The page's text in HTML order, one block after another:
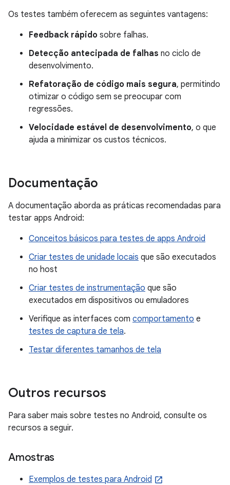
Os testes também oferecem as seguintes vantagens:
Feedback rápido sobre falhas.
Detecção antecipada de falhas no ciclo de
desenvolvimento.
Refatoração de código mais segura, permitindo
otimizar o código sem se preocupar com
regressões.
Velocidade estável de desenvolvimento, o que
ajuda a minimizar os custos técnicos.
Documentação
A documentação aborda as práticas recomendadas para
testar apps Android:
Conceitos básicos para testes de apps Android
Criar testes de unidade locais que são executados
no host
Criar testes de instrumentação que são
executados em dispositivos ou emuladores
Verifique as interfaces com comportamento e
testes de captura de tela.
Testar diferentes tamanhos de tela
Outros recursos
Para saber mais sobre testes no Android, consulte os
recursos a seguir.
Amostras
Exemplos de testes para Android